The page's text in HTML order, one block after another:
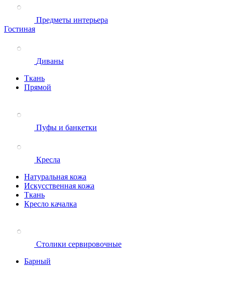
Предметы интерьера
Гостиная
Диваны
Ткань
Прямой
Пуфы и банкетки
Кресла
Натуральная кожа
Искусственная кожа
Ткань
Кресло качалка
Столики сервировочные
Барный